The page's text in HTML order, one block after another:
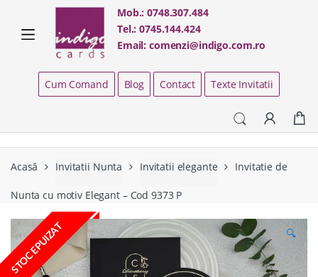
navigation
content
Mob.:0748.307.484
Tel.:0745.144.424
Email:comenzi@indigo.com.ro
Cum Comand Blog Contact Texte Invitatii
Acasă Invitatii Nunta Invitatii elegante Invitatie de
Nunta cu motiv Elegant – Cod 9373 P
STOC EPUIZAT 🔍